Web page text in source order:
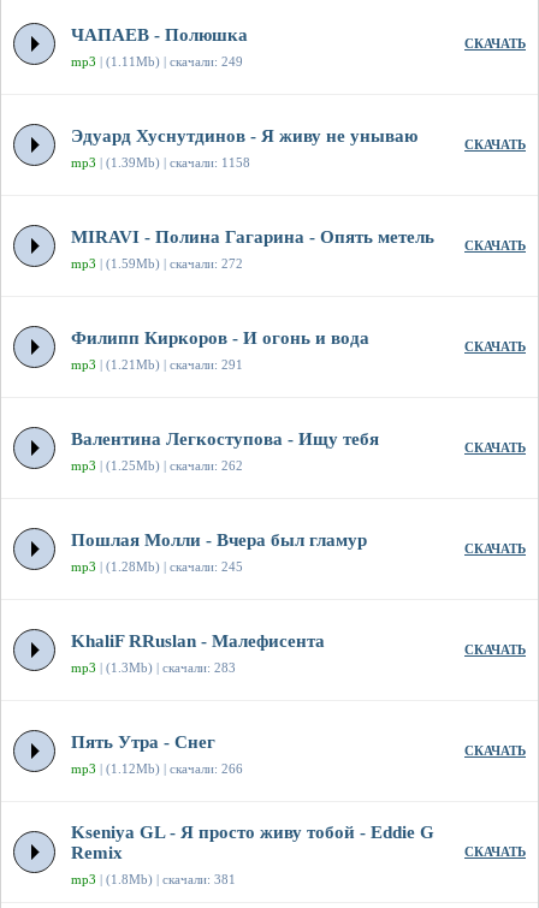
ЧАПАЕВ - Полюшка
mp3 | (1.11Mb) | скачали: 249
СКАЧАТЬ
Эдуард Хуснутдинов - Я живу не унываю
mp3 | (1.39Mb) | скачали: 1158
СКАЧАТЬ
MIRAVI - Полина Гагарина - Опять метель
mp3 | (1.59Mb) | скачали: 272
СКАЧАТЬ
Филипп Киркоров - И огонь и вода
mp3 | (1.21Mb) | скачали: 291
СКАЧАТЬ
Валентина Легкоступова - Ищу тебя
mp3 | (1.25Mb) | скачали: 262
СКАЧАТЬ
Пошлая Молли - Вчера был гламур
mp3 | (1.28Mb) | скачали: 245
СКАЧАТЬ
KhaliF RRuslan - Малефисента
mp3 | (1.3Mb) | скачали: 283
СКАЧАТЬ
Пять Утра - Снег
mp3 | (1.12Mb) | скачали: 266
СКАЧАТЬ
Kseniya GL - Я просто живу тобой - Eddie G
Remix
mp3 | (1.8Mb) | скачали: 381
СКАЧАТЬ